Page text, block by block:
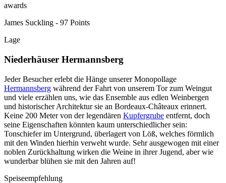
awards
James Suckling - 97 Points
Lage
Niederhäuser Hermannsberg
Jeder Besucher erlebt die Hänge unserer Monopollage
Hermannsberg während der Fahrt von unserem Tor zum Weingut
und viele erzählen uns, wie das Ensemble aus edlen Weinbergen
und historischer Architektur sie an Bordeaux-Châteaux erinnert.
Keine 200 Meter von der legendären Kupfergrube entfernt, doch
seine Eigenschaften könnten kaum unterschiedlicher sein:
Tonschiefer im Untergrund, überlagert von Löß, welches förmlich
mit den Winden hierhin verweht wurde. Sehr ausgewogen mit einer
noblen Zurückhaltung wirken die Weine in ihrer Jugend, aber wie
wunderbar blühen sie mit den Jahren auf!
Speiseempfehlung